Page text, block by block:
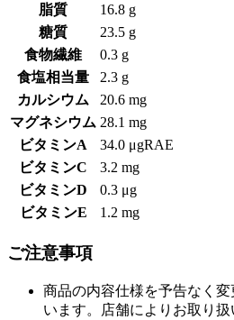
脂質
16.8 g
糖質
23.5 g
食物繊維
0.3 g
食塩相当量
2.3 g
カルシウム
20.6 mg
マグネシウム 28.1 mg
ビタミンA
34.0 μgRAE
ビタミンC
3.2 mg
ビタミンD
0.3 μg
ビタミンE
1.2 mg
ご注意事項
商品の内容仕様を予告なく
います。店舗によりお取り